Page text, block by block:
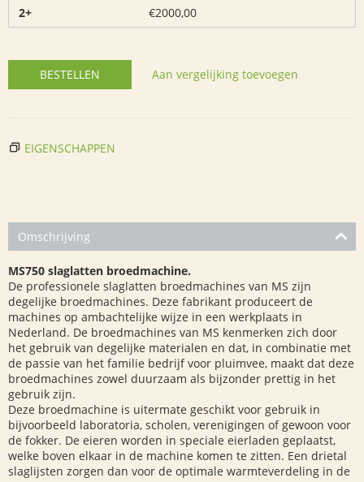
2+
€2000,00
BESTELLEN Aan vergelijking toevoegen
EIGENSCHAPPEN
Omschrijving
MS750 slaglatten broedmachine.
De professionele slaglatten broedmachines van MS zijn
degelijke broedmachines. Deze fabrikant produceert de
machines op ambachtelijke wijze in een werkplaats in
Nederland. De broedmachines van MS kenmerken zich door
het gebruik van degelijke materialen en dat, in combinatie met
de passie van het familie bedrijf voor pluimvee, maakt dat deze
broedmachines zowel duurzaam als bijzonder prettig in het
gebruik zijn.
Deze broedmachine is uitermate geschikt voor gebruik in
bijvoorbeeld laboratoria, scholen, verenigingen of gewoon voor
de fokker. De eieren worden in speciale eierladen geplaatst,
welke boven elkaar in de machine komen te zitten. Een drietal
slaglijsten zorgen dan voor de optimale warmteverdeling in de